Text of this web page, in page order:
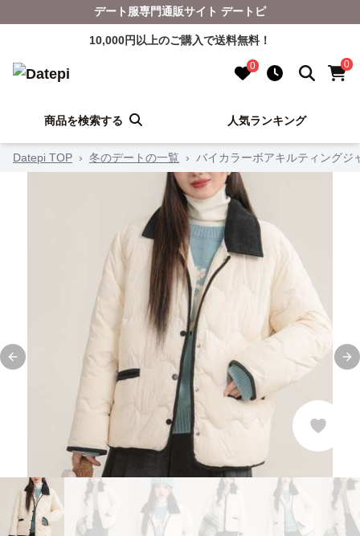
デート服専門通販サイト デートピ
10,000円以上のご購入で送料無料！
0 0
商品を検索する 人気ランキング
Datepi TOP › 冬のデートの一覧 › バイカラーボアキルティングジ
Previous slide